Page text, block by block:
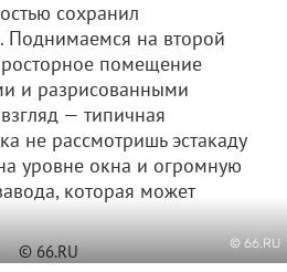
сохранил
Поднимаемся на второй
помещение
и разрисованными
— типичная
не рассмотришь эстакаду
уровне окна и огромную
которая может
© 66.RU